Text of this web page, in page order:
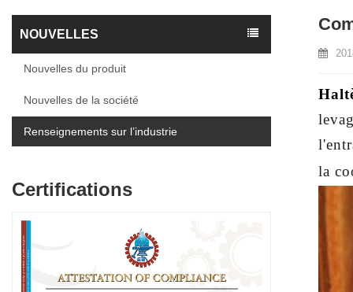
NOUVELLES
Nouvelles du produit
Nouvelles de la société
Renseignements sur l’industrie
Certifications
la